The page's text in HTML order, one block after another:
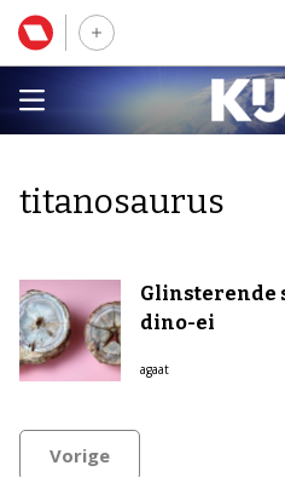
titanosaurus
Glinsterende
dino-ei
agaat
Vorige